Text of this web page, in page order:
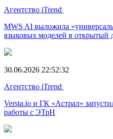
Агентство iTrend
MWS AI выложила
языковых моделей в открытый
30.06.2026 22:52:32
Агентство iTrend
Versta.io и ГК «Астрал»
работы с ЭТрН